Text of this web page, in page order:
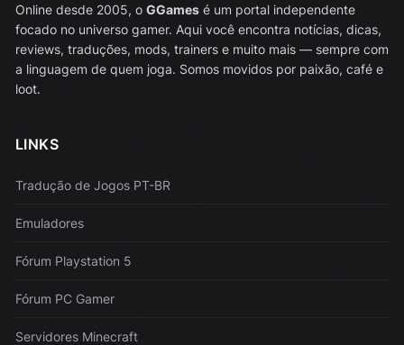
Online desde 2005, o GGamesé um portal independente
focado no universo gamer. Aqui você encontra notícias, dicas,
reviews, traduções, mods, trainers e muito mais — sempre com
a linguagem de quem joga. Somos movidos por paixão, café e
loot.
LINKS
Tradução de Jogos PT-BR
Emuladores
Fórum Playstation 5
Fórum PC Gamer
Servidores Minecraft